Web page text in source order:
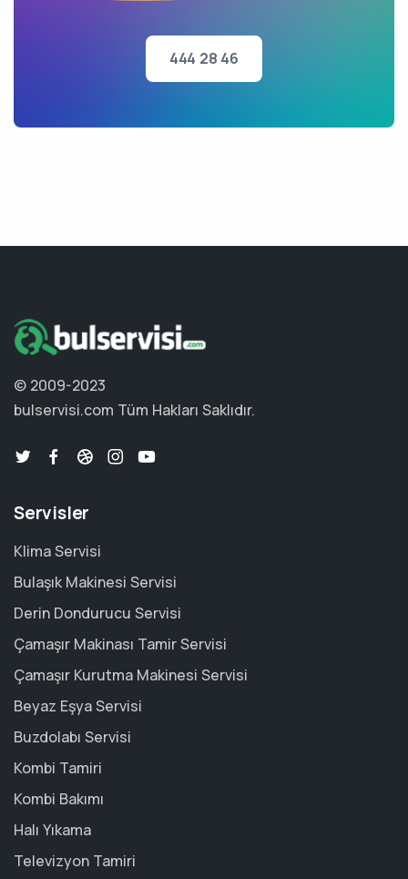
444 28 46
© 2009-2023
bulservisi.com Tüm Hakları Saklıdır.
Servisler
Klima Servisi
Bulaşık Makinesi Servisi
Derin Dondurucu Servisi
Çamaşır Makinası Tamir Servisi
Çamaşır Kurutma Makinesi Servisi
Beyaz Eşya Servisi
Buzdolabı Servisi
Kombi Tamiri
Kombi Bakımı
Halı Yıkama
Televizyon Tamiri